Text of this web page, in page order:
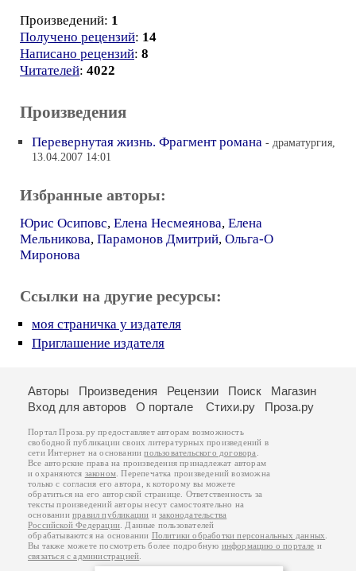
Произведений: 1
Получено рецензий: 14
Написано рецензий: 8
Читателей: 4022
Произведения
Перевернутая жизнь. Фрагмент романа - драматургия,
13.04.2007 14:01
Избранные авторы:
Юрис Осиповс, Елена Несмеянова, Елена
Мельникова, Парамонов Дмитрий, Ольга-О
Миронова
Ссылки на другие ресурсы:
моя страничка у издателя
Приглашение издателя
Авторы Произведения Рецензии Поиск
Магазин
Вход для авторов
О портале Стихи.ру Проза.ру
Портал Проза.ру предоставляет авторам возможность
свободной публикации своих литературных произведений в
сети Интернет на основаниипользовательского договора
Все авторские права на произведения принадлежат авторам
и охраняются законом . Перепечатка произведений возможна
только с согласия его автора, к которому вы можете
обратиться на его авторской странице. Ответственность за
тексты произведений авторы несут самостоятельно на
основанииправил публикации изаконодательства
Российской Федерации . Данные пользователей
обрабатываются на основании Политики обработки персональных данных
Вы также можете посмотреть более подробную информацию о портале и
связаться с администрацией